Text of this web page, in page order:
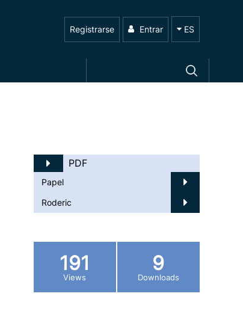
Registrarse Entrar ES
PDF
Papel
Roderic
191
Views
9
Downloads